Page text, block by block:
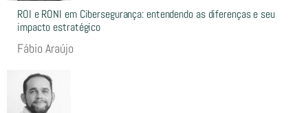
ROI e RONI em Cibersegurança: entendendo as diferenças e seu
impacto estratégico
Fábio Araújo